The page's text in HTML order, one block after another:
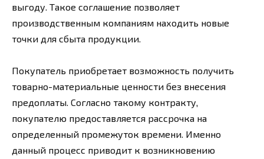
выгоду. Такое соглашение позволяет
производственным компаниям находить новые
точки для сбыта продукции.
Покупатель приобретает возможность получить
товарно-материальные ценности без внесения
предоплаты. Согласно такому контракту,
покупателю предоставляется рассрочка на
определенный промежуток времени. Именно
данный процесс приводит к возникновению